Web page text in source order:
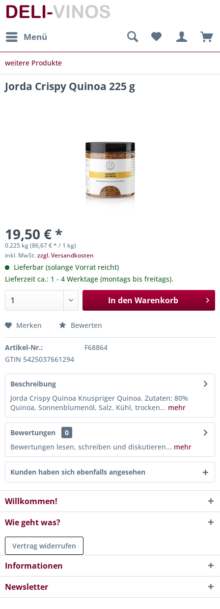
Menü
weitere Produkte
Jorda Crispy Quinoa 225 g
19,50 € *
0.225 kg (86,67 € * / 1 kg)
inkl. MwSt.zzgl. Versandkosten
Lieferbar (solange Vorrat reicht)
Lieferzeit ca.: 1 - 4 Werktage (montags bis freitags).
In den Warenkorb
Merken Bewerten
Artikel-Nr.:
F68864
GTIN 5425037661294
Beschreibung
Jorda Crispy Quinoa Knuspriger Quinoa. Zutaten: 80%
Quinoa, Sonnenblumenöl, Salz. Kühl, trocken... mehr
Bewertungen
0
Bewertungen lesen, schreiben und diskutieren... mehr
Kunden haben sich ebenfalls angesehen
Willkommen!
Wie geht was?
Vertrag widerrufen
Informationen
Newsletter